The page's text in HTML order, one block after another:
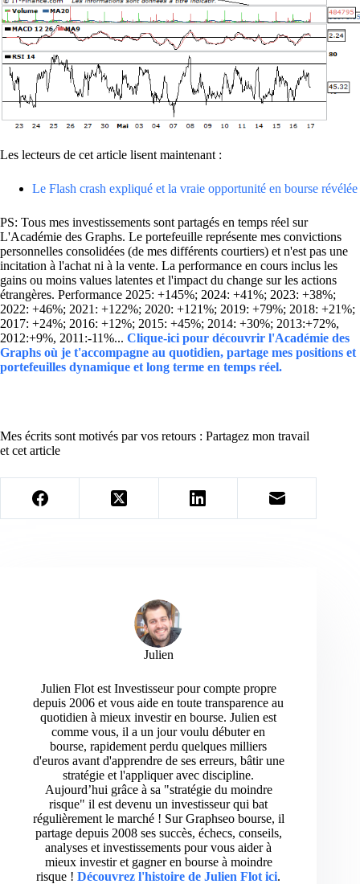
Les lecteurs de cet article lisent maintenant :
Le Flash crash expliqué et la vraie opportunité en bourse révélée
PS: Tous mes investissements sont partagés en temps réel sur
L'Académie des Graphs. Le portefeuille représente mes convictions
personnelles consolidées (de mes différents courtiers) et n'est pas une
incitation à l'achat ni à la vente. La performance en cours inclus les
gains ou moins values latentes et l'impact du change sur les actions
étrangères. Performance 2025: +145%; 2024: +41%; 2023: +38%;
2022: +46%; 2021: +122%; 2020: +121%; 2019: +79%; 2018: +21%;
2017: +24%; 2016: +12%; 2015: +45%; 2014: +30%; 2013:+72%,
2012:+9%, 2011:-11%... Clique-ici pour découvrir l'Académie des
Graphs où je t'accompagne au quotidien, partage mes positions et
portefeuilles dynamique et long terme en temps réel.
Mes écrits sont motivés par vos retours : Partagez mon travail
et cet article
Julien
Julien Flot est Investisseur pour compte propre
depuis 2006 et vous aide en toute transparence au
quotidien à mieux investir en bourse. Julien est
comme vous, il a un jour voulu débuter en
bourse, rapidement perdu quelques milliers
d'euros avant d'apprendre de ses erreurs, bâtir une
stratégie et l'appliquer avec discipline.
Aujourd’hui grâce à sa "stratégie du moindre
risque" il est devenu un investisseur qui bat
régulièrement le marché ! Sur Graphseo bourse, il
partage depuis 2008 ses succès, échecs, conseils,
analyses et investissements pour vous aider à
mieux investir et gagner en bourse à moindre
risque ! Découvrez l'histoire de Julien Flot ici.